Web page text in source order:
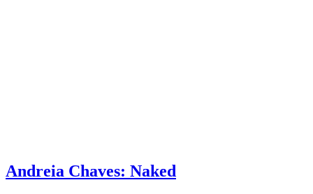
Andreia Chaves: Naked